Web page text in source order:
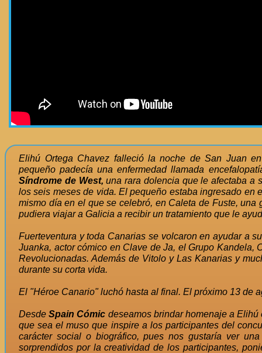
Elihú Ortega Chavez falleció la noche de San Juan
pequeño padecía una enfermedad llamada
Síndrome de West,una rara dolencia que le afectaba a
los seis meses de vida. El pequeño estaba ingresado
mismo día en el que se celebró, en Caleta de Fuste,
pudiera viajar a Galicia a recibir un tratamiento que le
Fuerteventura y toda Canarias se volcaron en ayudar a
Juanka, actor cómico en Clave de Ja, el Grupo
Revolucionadas. Además de Vitolo y Las Kanarias y
durante su corta vida.
El "Héroe Canario" luchó hasta al final. El próximo 13 de
DesdeSpain Cómic deseamos brindar homenaje a
que sea el muso que inspire a los participantes del
carácter social o biográfico, pues nos gustaría ver
sorprendidos por la creatividad de los participantes,